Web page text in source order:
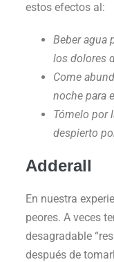
estos efectos al:
Beber agua
los dolores
Come
noche para
Tómelo por
despierto
Adderall
En nuestra
peores. A veces
desagradable
después de